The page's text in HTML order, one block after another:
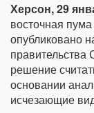
Херсон, 29
восточная
опубликовано
решение
основании
исчезающие